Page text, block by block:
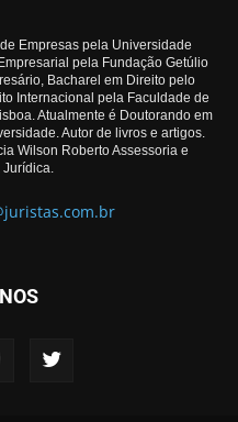
Empresas pela Universidade
pela Fundação Getúlio
Bacharel em Direito pelo
Internacional pela Faculdade de
Atualmente é Doutorando em
Autor de livros e artigos.
Wilson Roberto Assessoria e
Jurídica.